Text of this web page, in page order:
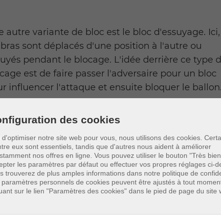
des cookies
d'optimiser notre site web pour vous, nous utilisons des cookies.
eux sont essentiels, tandis que d'autres nous aident à améliorer
nos offres en ligne. Vous pouvez utiliser le bouton "Très
les paramètres par défaut ou effectuer vos propres réglages ci-
trouverez de plus amples informations dans notre politique de
paramètres personnels de cookies peuvent être ajustés à tout
sur le lien "Paramètres des cookies" dans le pied de page du site
autre variante de bloc est le bloc d'essuyage. Ici,
bras sont déplacés d'une position à l'autre ou
pendant le blocage. L'idée derrière ce type
est de faire passer l'adversaire pour un bloc
influencer l'attaque et ensuite bloquer le ballon.
variante de bloc que nous examinons ici
le faux bloc et, comme son nom l'indique, ce
un vrai bloc. Dans le faux bloc, un bloc est
simulé. Mais au lieu de sauter au bloc,